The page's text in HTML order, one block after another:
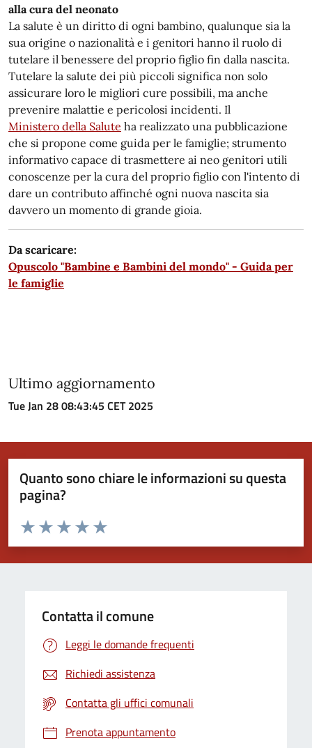
alla cura del neonato
La salute è un diritto di ogni bambino, qualunque sia la
sua origine o nazionalità e i genitori hanno il ruolo di
tutelare il benessere del proprio figlio fin dalla nascita.
Tutelare la salute dei più piccoli significa non solo
assicurare loro le migliori cure possibili, ma anche
prevenire malattie e pericolosi incidenti. Il
Ministero della Salute ha realizzato una pubblicazione
che si propone come guida per le famiglie; strumento
informativo capace di trasmettere ai neo genitori utili
conoscenze per la cura del proprio figlio con l'intento di
dare un contributo affinché ogni nuova nascita sia
davvero un momento di grande gioia.
Da scaricare:
Opuscolo "Bambine e Bambini del mondo" - Guida per
le famiglie
Ultimo aggiornamento
Tue Jan 28 08:43:45 CET 2025
Quanto sono chiare le informazioni su questa
pagina?
Valuta da 1 a 5 stelle la pagina
Valuta 5 stelle su 5
Valuta 4 stelle su 5
Valuta 3 stelle su 5
Valuta 2 stelle su 5
Valuta 1 stelle su 5
Contatta il comune
Leggi le domande frequenti
Richiedi assistenza
Contatta gli uffici comunali
Prenota appuntamento